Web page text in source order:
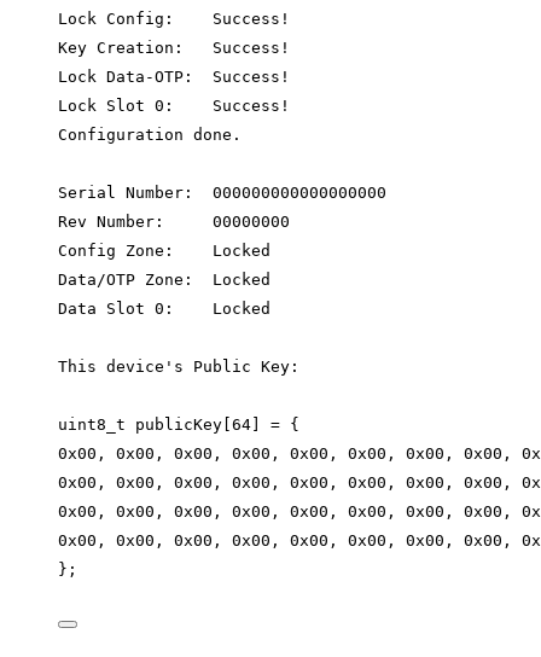
Lock Config:    Success!
Key Creation:   Success!
Lock Data-OTP:  Success!
Lock Slot 0:    Success!
Configuration done.
Serial Number:  000000000000000000
Rev Number:     00000000
Config Zone:    Locked
Data/OTP Zone:  Locked
Data Slot 0:    Locked
This device's Public Key:
uint8_t publicKey[64] = {
0x00, 0x00, 0x00, 0x00, 0x00, 0x00, 0x00, 0x00,
0x00, 0x00, 0x00, 0x00, 0x00, 0x00, 0x00, 0x00,
0x00, 0x00, 0x00, 0x00, 0x00, 0x00, 0x00, 0x00,
0x00, 0x00, 0x00, 0x00, 0x00, 0x00, 0x00, 0x00,
};